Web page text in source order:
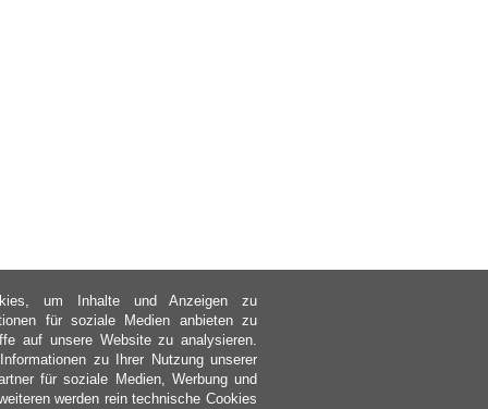
um Inhalte und Anzeigen zu
für soziale Medien anbieten zu
auf unsere Website zu analysieren.
zu Ihrer Nutzung unserer
für soziale Medien, Werbung und
werden rein technische Cookies